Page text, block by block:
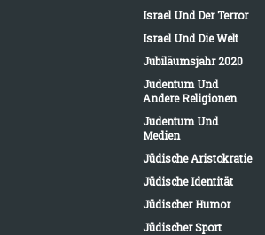
Israel Und Der Terror
Israel Und Die Welt
Jubiläumsjahr 2020
Judentum Und
Andere Religionen
Judentum Und
Medien
Jüdische Aristokratie
Jüdische Identität
Jüdischer Humor
Jüdischer Sport